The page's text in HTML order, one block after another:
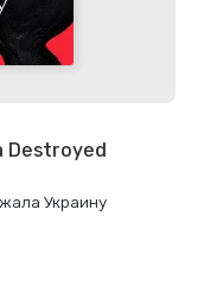
Destroyed
Украину